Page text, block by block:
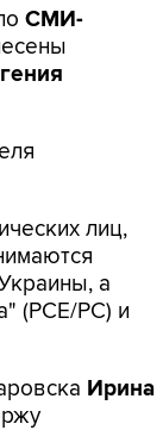
СМИ-
лиц,
а
(РСЕ/РС) и
Ирина